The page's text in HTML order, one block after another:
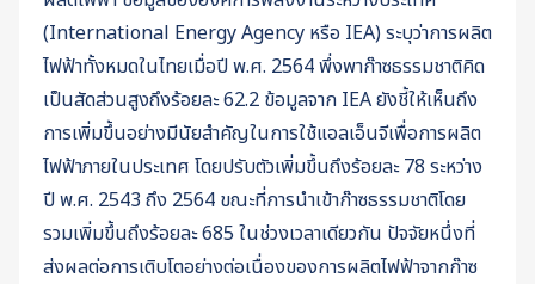
(International Energy Agency หรือ IEA) ระบุว่าการผลิต
ไฟฟ้าทั้งหมดในไทยเมื่อปี พ.ศ. 2564 พึ่งพาก๊าซธรรมชาติคิด
เป็นสัดส่วนสูงถึงร้อยละ 62.2 ข้อมูลจาก IEA ยังชี้ให้เห็นถึง
การเพิ่มขึ้นอย่างมีนัยสำคัญในการใช้แอลเอ็นจีเพื่อการผลิต
ไฟฟ้าภายในประเทศ โดยปรับตัวเพิ่มขึ้นถึงร้อยละ 78 ระหว่าง
ปี พ.ศ. 2543 ถึง 2564 ขณะที่การนำเข้าก๊าซธรรมชาติโดย
รวมเพิ่มขึ้นถึงร้อยละ 685 ในช่วงเวลาเดียวกัน ปัจจัยหนึ่งที่
ส่งผลต่อการเติบโตอย่างต่อเนื่องของการผลิตไฟฟ้าจากก๊าซ